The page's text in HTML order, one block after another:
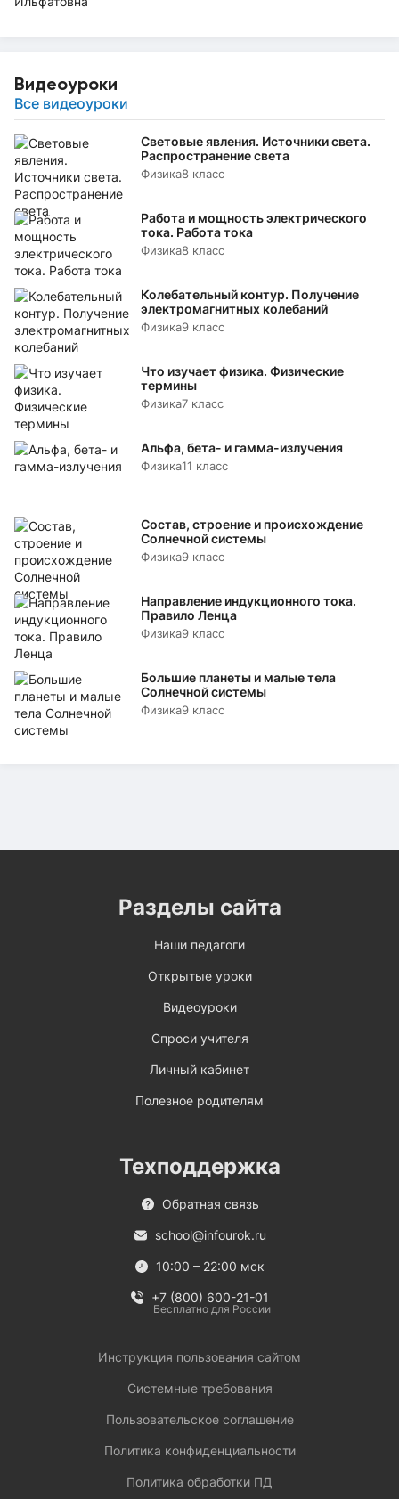
Видеоуроки
Все видеоуроки
Световые явления. Источники света.
Распространение света
Физика8 класс
Работа и мощность электрического
тока. Работа тока
Физика8 класс
Колебательный контур. Получение
электромагнитных колебаний
Физика9 класс
Что изучает физика. Физические
термины
Физика7 класс
Альфа, бета- и гамма-излучения
Физика11 класс
Состав, строение и происхождение
Солнечной системы
Физика9 класс
Направление индукционного тока.
Правило Ленца
Физика9 класс
Большие планеты и малые тела
Солнечной системы
Физика9 класс
Разделы сайта
Наши педагоги
Открытые уроки
Видеоуроки
Спроси учителя
Личный кабинет
Полезное родителям
Техподдержка
Обратная связь
school@infourok.ru
10:00 – 22:00 мск
+7 (800) 600-21-01
Бесплатно для России
Инструкция пользования сайтом
Системные требования
Пользовательское соглашение
Политика конфиденциальности
Политика обработки ПД